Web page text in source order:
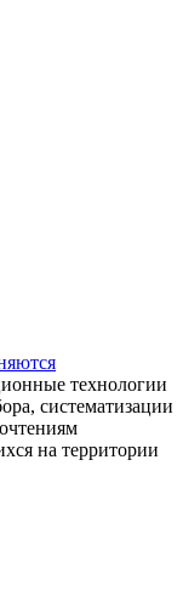
технологии
систематизации
на территории